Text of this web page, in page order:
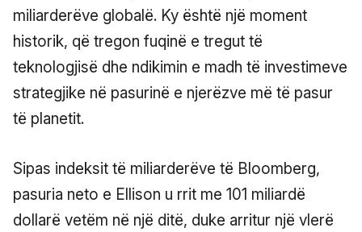
miliarderëve globalë. Ky është një moment
historik, që tregon fuqinë e tregut të
teknologjisë dhe ndikimin e madh të investimeve
strategjike në pasurinë e njerëzve më të pasur
të planetit.
Sipas indeksit të miliarderëve të Bloomberg,
pasuria neto e Ellison u rrit me 101 miliardë
dollarë vetëm në një ditë, duke arritur një vlerë